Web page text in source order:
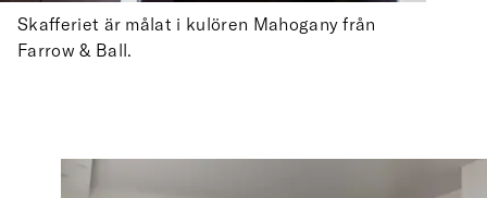
Skafferiet är målat i kulören Mahogany från
Farrow & Ball.